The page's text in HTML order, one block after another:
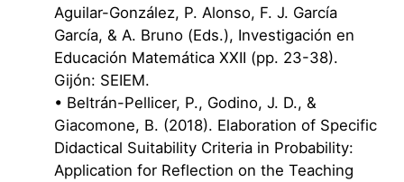
Aguilar-González, P. Alonso, F. J. García
García, & A. Bruno (Eds.), Investigación en
Educación Matemática XXII (pp. 23-38).
Gijón: SEIEM.
• Beltrán-Pellicer, P., Godino, J. D., &
Giacomone, B. (2018). Elaboration of Specific
Didactical Suitability Criteria in Probability:
Application for Reflection on the Teaching